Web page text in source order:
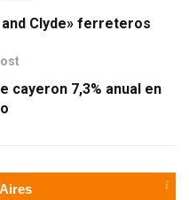
Clyde» ferreteros
cayeron 7,3% anual en